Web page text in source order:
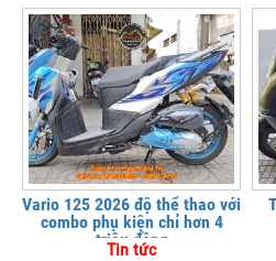
Vario 125 2026 độ thể thao với
combo phụ kiện chỉ hơn 4
triệu đồng
Tin tức